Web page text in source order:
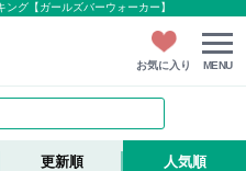
グ【ガールズバーウォーカー】
お気に入り MENU
更新順 人気順